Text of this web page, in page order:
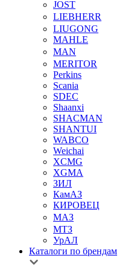
JOST
LIEBHERR
LIUGONG
MAHLE
MAN
MERITOR
Perkins
Scania
SDEC
Shaanxi
SHACMAN
SHANTUI
WABCO
Weichai
XCMG
XGMA
ЗИЛ
КамАЗ
КИРОВЕЦ
МАЗ
МТЗ
УрАЛ
Каталоги по брендам